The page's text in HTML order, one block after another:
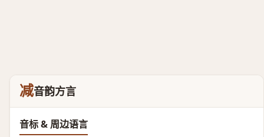
减音韵方言
音标 & 周边语言